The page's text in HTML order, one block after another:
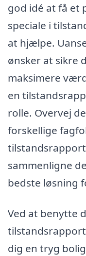
god idé at få et
speciale i
at hjælpe.
ønsker at sikre
maksimere
en
rolle. Overvej
forskellige
sammenligne
bedste løsning
Ved at benytte
dig en tryg